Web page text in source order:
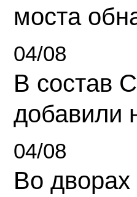
моста
04/08
В состав
добавили
04/08
Во